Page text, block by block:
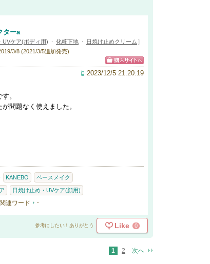
ターa
UVケア(ボディ用) ・ 化粧下地 ・ 日焼け止めクリーム ]
3/8 (2021/3/5追加発売)
2023/12/5 21:20:19
。
問題なく使えました。
KANEBO ベースメイク
日焼け止め・UVケア(顔用)
関連ワード -
参考にしたい！ありがとう Like 0
1 2 次へ